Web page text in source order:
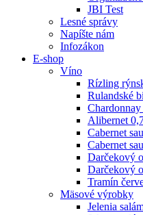
JBI Test
Lesné správy
Napíšte nám
Infozákon
E-shop
Víno
Rízling
Rulandské
Alibernet
Cabernet
Cabernet
Darčekový
Darčekový
Tramín
Mäsové výrobky
Jelenia